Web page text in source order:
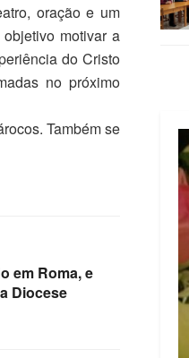
oração e um
motivar a
do Cristo
no próximo
Também se
em Roma, e
Diocese